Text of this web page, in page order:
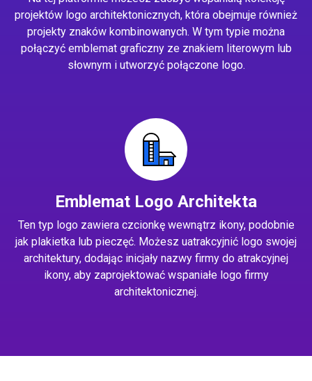
projektów logo architektonicznych, która obejmuje również
projekty znaków kombinowanych. W tym typie można
połączyć emblemat graficzny ze znakiem literowym lub
słownym i utworzyć połączone logo.
Emblemat Logo Architekta
Ten typ logo zawiera czcionkę wewnątrz ikony, podobnie
jak plakietka lub pieczęć. Możesz uatrakcyjnić logo swojej
architektury, dodając inicjały nazwy firmy do atrakcyjnej
ikony, aby zaprojektować wspaniałe logo firmy
architektonicznej.